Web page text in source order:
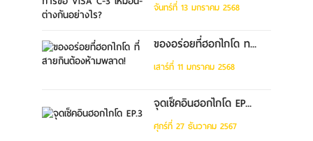
จันทร์ที่ 13 มกราคม 2568
ของอร่อยที่ฮอกไกโด ท...
เสาร์ที่ 11 มกราคม 2568
จุดเช็คอินฮอกไกโด EP...
ศุกร์ที่ 27 ธันวาคม 2567